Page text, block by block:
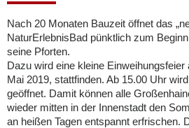
Nach 20 Monaten Bauzeit öffnet das
NaturErlebnisBad pünktlich zum
seine Pforten.
Dazu wird eine kleine
Mai 2019, stattfinden. Ab 15.00 Uhr
geöffnet. Damit können alle
wieder mitten in der Innenstadt den
an heißen Tagen entspannt erfrischen.